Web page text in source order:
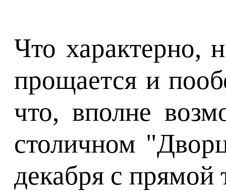
Что характерно,
прощается и
что, вполне
столичном
декабря с прямой